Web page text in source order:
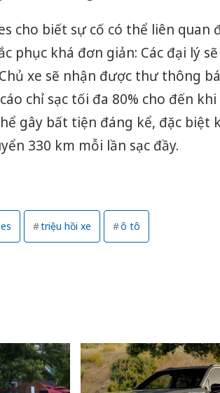
cho biết sự cố có thể liên quan
phục khá đơn giản: Các đại lý
xe sẽ nhận được thư thông
chỉ sạc tối đa 80% cho đến
gây bất tiện đáng kể, đặc biệt
330 km mỗi lần sạc đầy.
triệu hồi xe ô tô